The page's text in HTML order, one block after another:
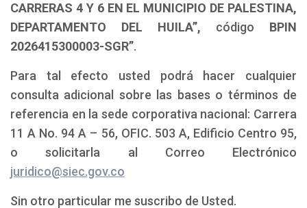
CARRERAS 4 Y 6 EN EL MUNICIPIO DE PALESTINA,
DEPARTAMENTO DEL HUILA”, código BPIN
2026415300003-SGR”.
Para tal efecto usted podrá hacer cualquier
consulta adicional sobre las bases o términos de
referencia en la sede corporativa nacional: Carrera
11 A No. 94 A – 56, OFIC. 503 A, Edificio Centro 95,
o solicitarla al Correo Electrónico
juridico@siec.gov.co
Sin otro particular me suscribo de Usted.